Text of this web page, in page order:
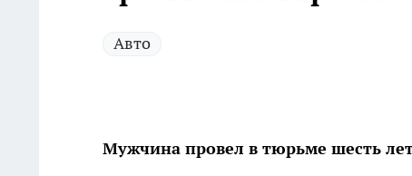
Авто
Мужчина провел в тюрьме шесть